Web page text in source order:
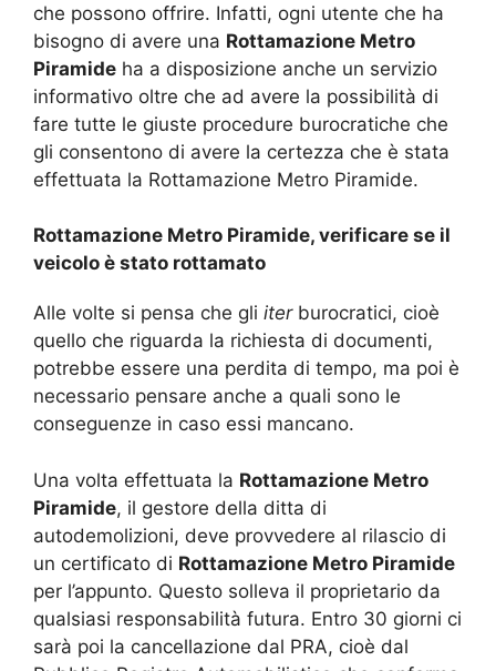
che possono offrire. Infatti, ogni utente che ha
bisogno di avere una Rottamazione Metro
Piramide ha a disposizione anche un servizio
informativo oltre che ad avere la possibilità di
fare tutte le giuste procedure burocratiche che
gli consentono di avere la certezza che è stata
effettuata la Rottamazione Metro Piramide.
Rottamazione Metro Piramide, verificare se il
veicolo è stato rottamato
Alle volte si pensa che gli iterburocratici, cioè
quello che riguarda la richiesta di documenti,
potrebbe essere una perdita di tempo, ma poi è
necessario pensare anche a quali sono le
conseguenze in caso essi mancano.
Una volta effettuata la Rottamazione Metro
Piramide, il gestore della ditta di
autodemolizioni, deve provvedere al rilascio di
un certificato di Rottamazione Metro Piramide
per l’appunto. Questo solleva il proprietario da
qualsiasi responsabilità futura. Entro 30 giorni ci
sarà poi la cancellazione dal PRA, cioè dal